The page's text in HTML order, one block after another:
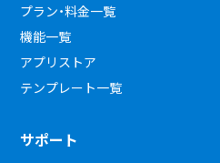
プラン・料金一覧
機能一覧
アプリストア
テンプレート一覧
サポート